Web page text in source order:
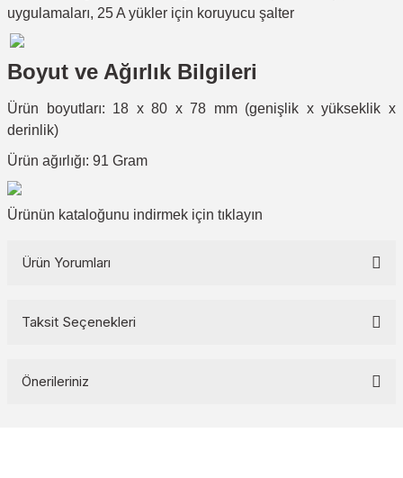
uygulamaları, 25 A yükler için koruyucu şalter
Boyut ve Ağırlık Bilgileri
Ürün boyutları: 18 x 80 x 78 mm (genişlik x yükseklik x
derinlik)
Ürün ağırlığı: 91 Gram
Ürünün kataloğunu indirmek için tıklayın
Ürün Yorumları
Taksit Seçenekleri
Önerileriniz